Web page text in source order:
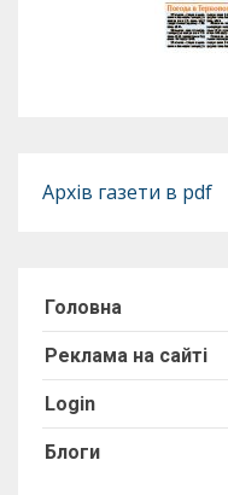
Архів газети в pdf
Головна
Реклама на сайті
Login
Блоги